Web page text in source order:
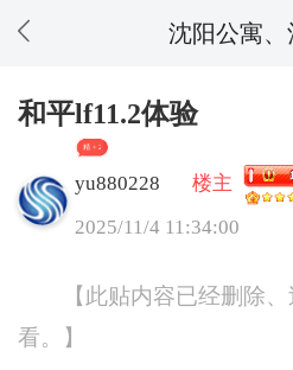
沈阳公寓、
和平lf11.2体验
精 + 2
yu880228
楼主
2025/11/4 11:34:00
【此贴内容已经删除
看。】